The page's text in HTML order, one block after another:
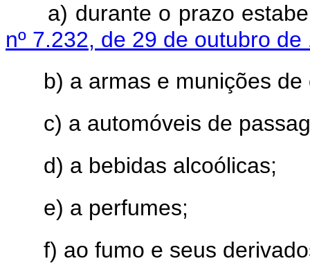
a) durante o prazo
nº 7.232, de 29 de outubro de
b) a armas e munições
c) a automóveis de
d) a bebidas alcoólicas;
e) a perfumes;
f) ao fumo e seus